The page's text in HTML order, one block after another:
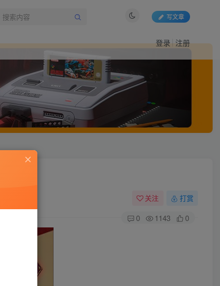
写文章
登录 注册
关注 打赏
0 1143 0